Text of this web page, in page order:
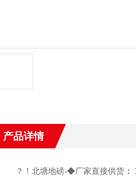
产品详情
？！ 北塘地磅-◆厂家直接供货：